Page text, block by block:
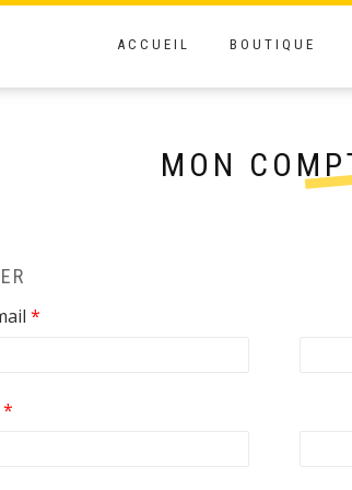
ACCUEIL BOUTIQUE
MON
*Obligatoire
*Obligatoire